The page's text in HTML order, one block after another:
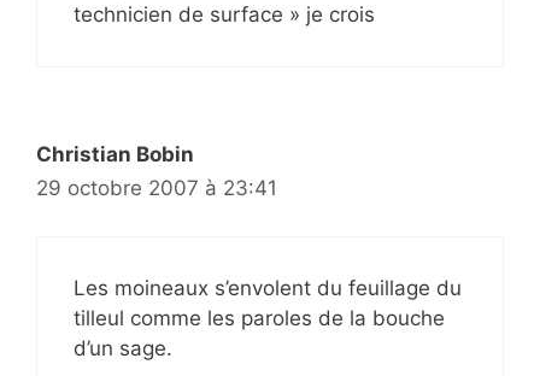
technicien de surface » je crois
Christian Bobin
29 octobre 2007 à 23:41
Les moineaux s’envolent du feuillage du
tilleul comme les paroles de la bouche
d’un sage.